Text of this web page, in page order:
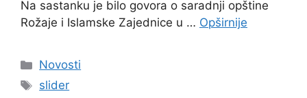
Na sastanku je bilo govora o saradnji opštine
Rožaje i Islamske Zajednice u … Opširnije
Kategorije
Novosti
Oznake
slider